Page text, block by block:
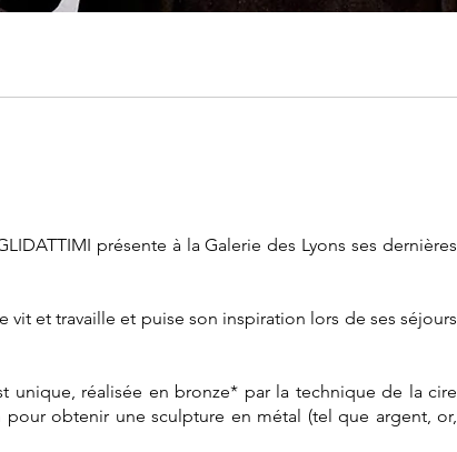
présente à la Galerie des Lyons ses dernières
et travaille et puise son inspiration lors de ses séjours
unique, réalisée en bronze* par la technique de la cire
obtenir une sculpture en métal (tel que argent, or,